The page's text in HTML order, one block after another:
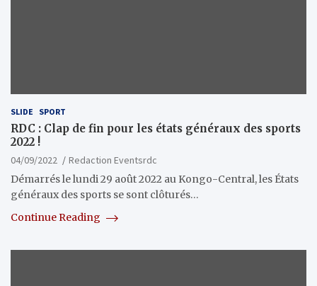
SLIDE SPORT
RDC : Clap de fin pour les états généraux des sports
2022 !
04/09/2022
Redaction Eventsrdc
Démarrés le lundi 29 août 2022 au Kongo-Central, les États
généraux des sports se sont clôturés…
Continue Reading